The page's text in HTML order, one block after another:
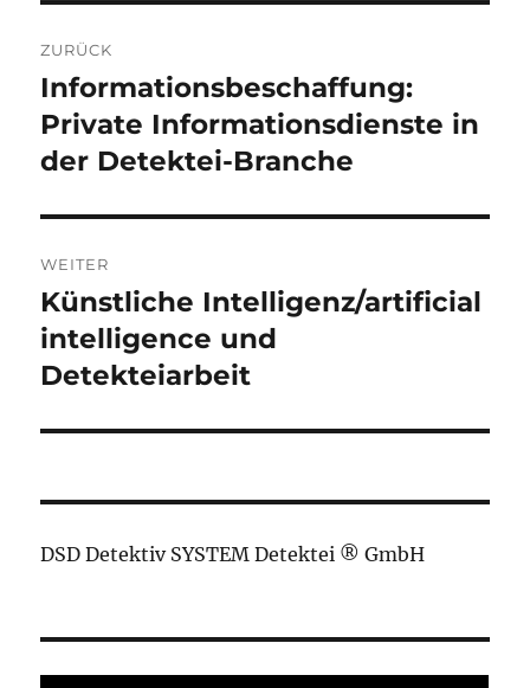
ZURÜCK
Vorheriger
Beitrag:
Informationsbeschaffung:
Private Informationsdienste in
der Detektei-Branche
WEITER
Nächster
Beitrag:
Künstliche Intelligenz/artificial
intelligence und
Detekteiarbeit
DSD Detektiv SYSTEM Detektei ® GmbH